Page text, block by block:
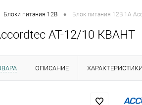
Блоки питания 12В • Блок питания 12В 1А
AT-12/10 КВАНТ
ОПИСАНИЕ ХАРАКТЕРИСТИКИ